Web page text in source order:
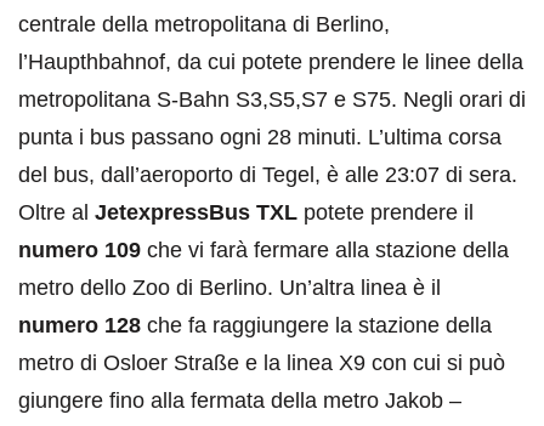
centrale della metropolitana di Berlino,
l’Haupthbahnof, da cui potete prendere le linee della
metropolitana S-Bahn S3,S5,S7 e S75. Negli orari di
punta i bus passano ogni 28 minuti. L’ultima corsa
del bus, dall’aeroporto di Tegel, è alle 23:07 di sera.
Oltre al JetexpressBus TXL potete prendere il
numero 109 che vi farà fermare alla stazione della
metro dello Zoo di Berlino. Un’altra linea è il
numero 128 che fa raggiungere la stazione della
metro di Osloer Straße e la linea X9 con cui si può
giungere fino alla fermata della metro Jakob –